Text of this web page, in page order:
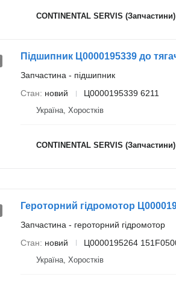
CONTINENTAL SERVIS (Запчастини)
Підшипник Ц0000195339 до
Запчастина - підшипник
Стан
новий Ц0000195339 6211
Україна, Хоростків
CONTINENTAL SERVIS (Запчастини)
Героторний гідромотор
Запчастина - героторний гідромотор
Стан
новий Ц0000195264
Україна, Хоростків